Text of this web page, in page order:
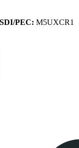
PEC: M5UXCR1